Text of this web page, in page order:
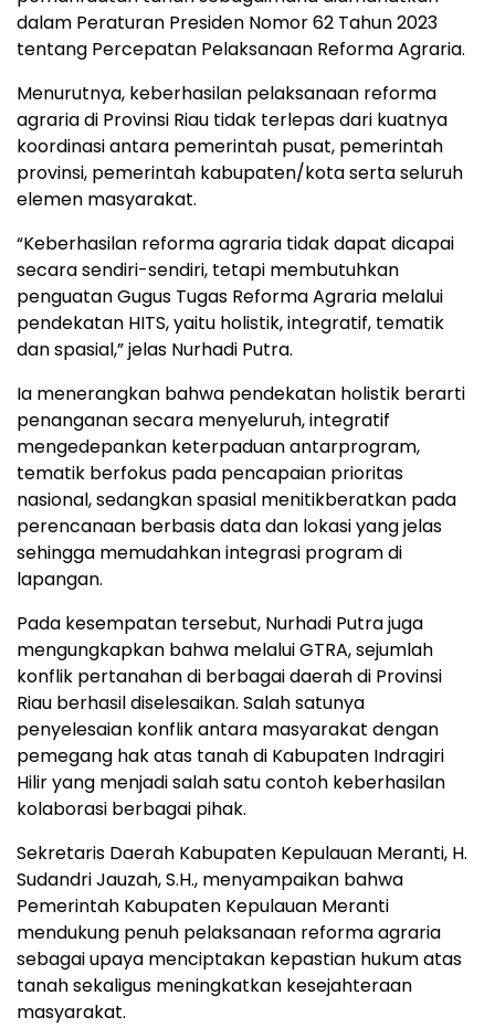
dalam Peraturan Presiden Nomor 62 Tahun 2023
tentang Percepatan Pelaksanaan Reforma Agraria.
Menurutnya, keberhasilan pelaksanaan reforma
agraria di Provinsi Riau tidak terlepas dari kuatnya
koordinasi antara pemerintah pusat, pemerintah
provinsi, pemerintah kabupaten/kota serta seluruh
elemen masyarakat.
“Keberhasilan reforma agraria tidak dapat dicapai
secara sendiri-sendiri, tetapi membutuhkan
penguatan Gugus Tugas Reforma Agraria melalui
pendekatan HITS, yaitu holistik, integratif, tematik
dan spasial,” jelas Nurhadi Putra.
Ia menerangkan bahwa pendekatan holistik berarti
penanganan secara menyeluruh, integratif
mengedepankan keterpaduan antarprogram,
tematik berfokus pada pencapaian prioritas
nasional, sedangkan spasial menitikberatkan pada
perencanaan berbasis data dan lokasi yang jelas
sehingga memudahkan integrasi program di
lapangan.
Pada kesempatan tersebut, Nurhadi Putra juga
mengungkapkan bahwa melalui GTRA, sejumlah
konflik pertanahan di berbagai daerah di Provinsi
Riau berhasil diselesaikan. Salah satunya
penyelesaian konflik antara masyarakat dengan
pemegang hak atas tanah di Kabupaten Indragiri
Hilir yang menjadi salah satu contoh keberhasilan
kolaborasi berbagai pihak.
Sekretaris Daerah Kabupaten Kepulauan Meranti, H.
Sudandri Jauzah, S.H., menyampaikan bahwa
Pemerintah Kabupaten Kepulauan Meranti
mendukung penuh pelaksanaan reforma agraria
sebagai upaya menciptakan kepastian hukum atas
tanah sekaligus meningkatkan kesejahteraan
masyarakat.